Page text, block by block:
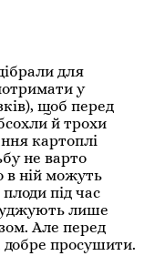
для
у
щоб перед
й трохи
картоплі
не варто
в ній можуть
під час
лише
Але перед
добре просушити.